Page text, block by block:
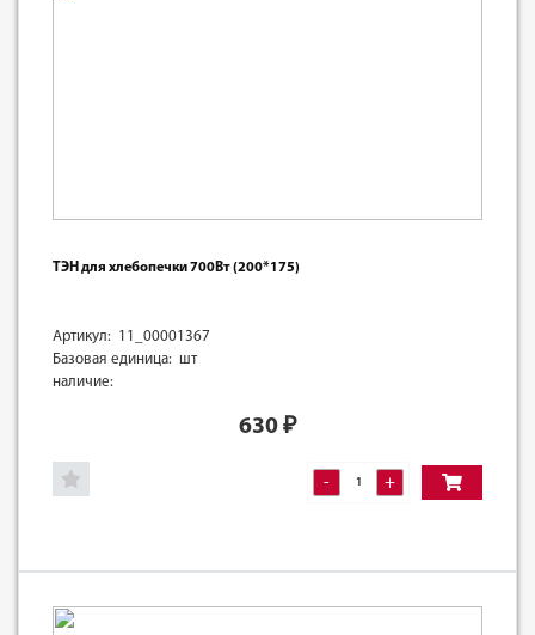
ТЭН для хлебопечки 700Вт (200*175)
Артикул: 11_00001367
Базовая единица: шт
наличие:
630 ₽
- +